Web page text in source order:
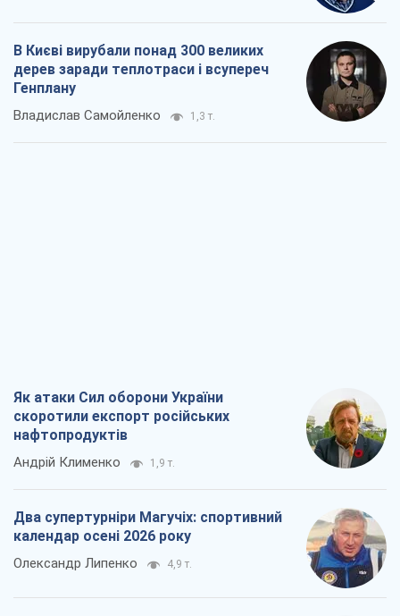
В Києві вирубали понад 300 великих
дерев заради теплотраси і всупереч
Генплану
Владислав Самойленко 1,3 т.
Як атаки Сил оборони України
скоротили експорт російських
нафтопродуктів
Андрій Клименко 1,9 т.
Два супертурніри Магучіх: спортивний
календар осені 2026 року
Олександр Липенко 4,9 т.